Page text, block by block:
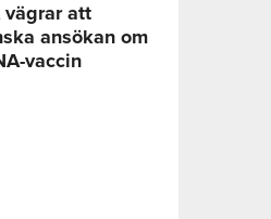
vägrar att
ansökan om
vaccin